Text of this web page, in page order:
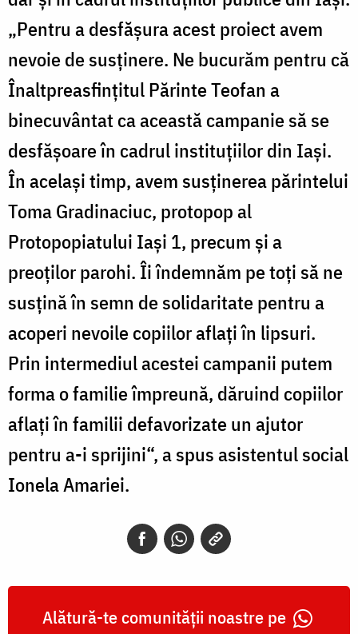
„Pentru a desfăşura acest proiect avem
nevoie de susţinere. Ne bucurăm pentru că
Înaltpreasfinţitul Părinte Teofan a
binecuvântat ca această campanie să se
desfăşoare în cadrul instituţiilor din Iaşi.
În acelaşi timp, avem susţinerea părintelui
Toma Gradinaciuc, protopop al
Protopopiatului Iaşi 1, precum şi a
preoţilor parohi. Îi îndemnăm pe toţi să ne
susţină în semn de solidaritate pentru a
acoperi nevoile copiilor aflaţi în lipsuri.
Prin intermediul acestei campanii putem
forma o familie împreună, dăruind copiilor
aflaţi în familii defavorizate un ajutor
pentru a-i sprijini“, a spus asistentul social
Ionela Amariei.
Alătură-te comunității noastre pe